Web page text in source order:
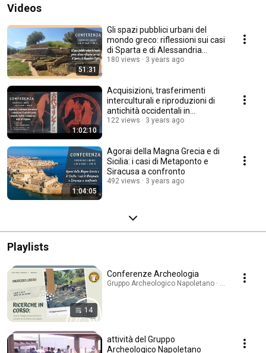
Videos
51:31
Gli spazi pubblici urbani del
mondo greco: riflessioni sui casi
di Sparta e di Alessandria
d'Egitto
180 views 3 years ago
1:02:10
Acquisizioni, trasferimenti
interculturali e riproduzioni di
antichità occidentali in
Giappone
122 views 3 years ago
1:04:05
Agorai della Magna Grecia e di
Sicilia: i casi di Metaponto e
Siracusa a confronto
492 views 3 years ago
Playlists
14
Conferenze Archeologia
Gruppo Archeologico Napoletano · Playlist
attività del Gruppo
Archeologico Napoletano